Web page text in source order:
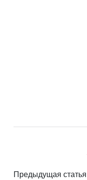
Предыдущая статья